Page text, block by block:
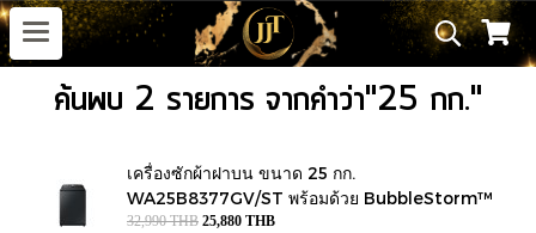
ค้นพบ 2 รายการ จากคำว่า"25 กก."
เครื่องซักผ้าฝาบน ขนาด 25 กก.
WA25B8377GV/ST พร้อมด้วย BubbleStorm™
32,990 THB 25,880 THB